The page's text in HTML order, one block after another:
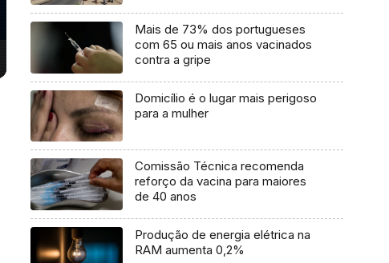
Mais de 73% dos portugueses
com 65 ou mais anos vacinados
contra a gripe
Domicílio é o lugar mais perigoso
para a mulher
Comissão Técnica recomenda
reforço da vacina para maiores
de 40 anos
Produção de energia elétrica na
RAM aumenta 0,2%